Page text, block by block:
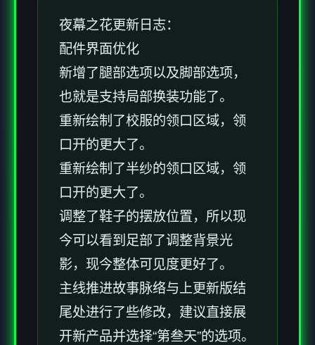
夜幕之花更新日志：
配件界面优化
新增了腿部选项以及脚部选项，
也就是支持局部换装功能了。
重新绘制了校服的领口区域，领
口开的更大了。
重新绘制了半纱的领口区域，领
口开的更大了。
调整了鞋子的摆放位置，所以现
今可以看到足部了调整背景光
影，现今整体可见度更好了。
主线推进故事脉络与上更新版结
尾处进行了些修改，建议直接展
开新产品并选择“第叁天”的选项。